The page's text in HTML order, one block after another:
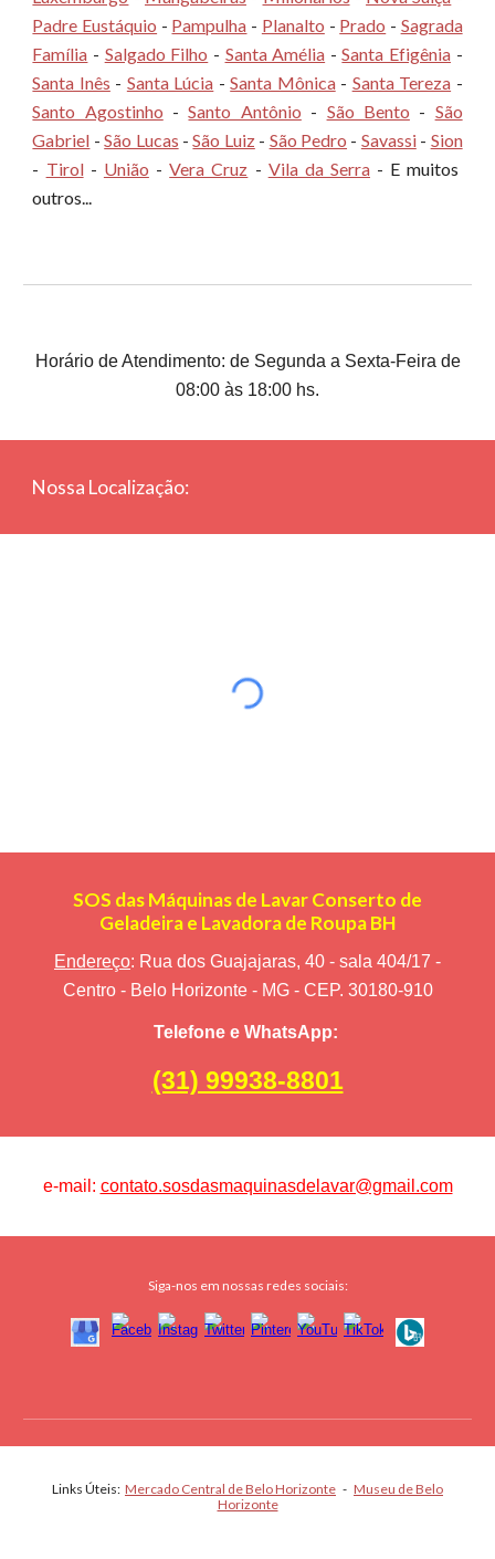
Padre Eustáquio - Pampulha - Planalto - Prado - Sagrada
Família - Salgado Filho - Santa Amélia -Santa Efigênia -
Santa Inês - Santa Lúcia -Santa Mônica- Santa Tereza -
Santo Agostinho -Santo Antônio - São Bento - São
Gabriel -São Lucas -São Luiz- São Pedro - Savassi- Sion
- Tirol- União -Vera Cruz - Vila da Serra- E muitos
outros...
Horário de Atendimento: de Segunda a Sexta-Feira de
08:00 às 18:00 hs.
Nossa Localização:
SOS das Máquinas de Lavar Conserto de
Geladeira e Lavadora de Roupa BH
Endereço: Rua dos Guajajaras, 40 - sala 404/17 -
Centro - Belo Horizonte - MG - CEP. 30180-910
Telefone e WhatsApp:
(31) 99938-8801
e-mail: contato.sosdasmaquinasdelavar@gmail.com
Siga-nos em nossas redes sociais:
Links Úteis: Mercado Central de Belo Horizonte - Museu de Belo
Horizonte